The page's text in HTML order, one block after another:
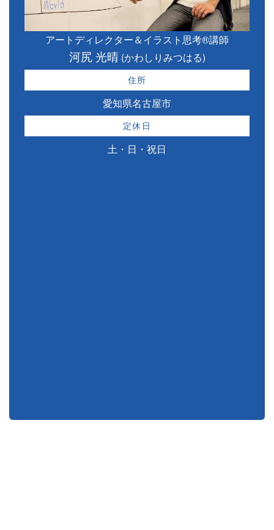
アートディレクター＆イラスト思考®講師
河尻 光晴(かわしりみつはる)
住所
愛知県名古屋市
定休日
土・日・祝日